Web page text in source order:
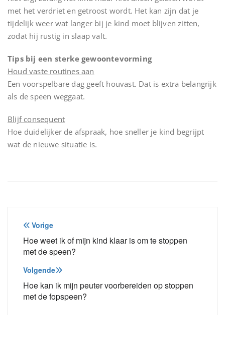
met het verdriet en getroost wordt. Het kan zijn dat je
tijdelijk weer wat langer bij je kind moet blijven zitten,
zodat hij rustig in slaap valt.
Tips bij een sterke gewoontevorming
Houd vaste routines aan
Een voorspelbare dag geeft houvast. Dat is extra belangrijk
als de speen weggaat.
Blijf consequent
Hoe duidelijker de afspraak, hoe sneller je kind begrijpt
wat de nieuwe situatie is.
Bericht
navigatie
Vorige
Hoe weet ik of mijn kind klaar is om te stoppen
met de speen?
Volgende
Hoe kan ik mijn peuter voorbereiden op stoppen
met de fopspeen?